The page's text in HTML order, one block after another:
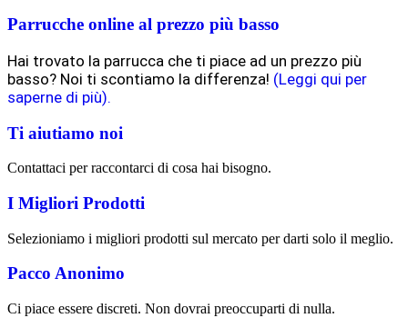
Parrucche online al prezzo più basso
Hai trovato la parrucca che ti piace ad un prezzo più
basso? Noi ti scontiamo la differenza! (Leggi qui per
saperne di più).
Ti aiutiamo noi
Contattaci per raccontarci di cosa hai bisogno.
I Migliori Prodotti
Selezioniamo i migliori prodotti sul mercato per darti solo il meglio.
Pacco Anonimo
Ci piace essere discreti. Non dovrai preoccuparti di nulla.